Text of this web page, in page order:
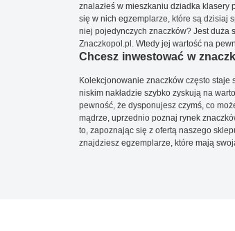
znalazłeś w mieszkaniu dziadka klasery
się w nich egzemplarze, które są dzisiaj
niej pojedynczych znaczków? Jest duża
Znaczkopol.pl. Wtedy jej wartość na
Chcesz inwestować w
Kolekcjonowanie znaczków często staje
niskim nakładzie szybko zyskują na
pewność, że dysponujesz czymś, co
mądrze, uprzednio poznaj rynek
to, zapoznając się z ofertą naszego
znajdziesz egzemplarze, które mają